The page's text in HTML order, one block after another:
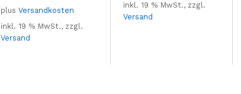
plus Versandkosten
inkl. 19 % MwSt., zzgl.
Versand
inkl. 19 % MwSt., zzgl.
Versand